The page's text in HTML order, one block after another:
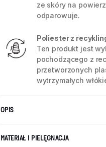
ze skóry na
odparowuje.
Poliester z
Ten produkt jest
pochodzącego z
przetworzonych
wytrzymałych
OPIS
MATERIAŁ I PIELĘGNACJA